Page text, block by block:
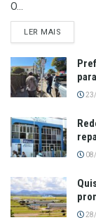
O...
LER MAIS